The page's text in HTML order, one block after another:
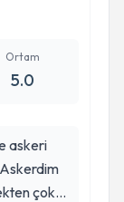
Ortam
5.0
askeri
çok